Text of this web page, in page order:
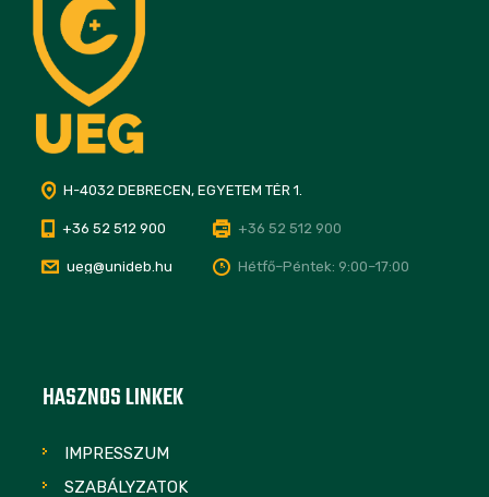
H-4032 DEBRECEN, EGYETEM TÉR 1.
+36 52 512 900 +36 52 512 900
ueg@unideb.hu Hétfő–Péntek: 9:00–17:00
HASZNOS LINKEK
IMPRESSZUM
SZABÁLYZATOK